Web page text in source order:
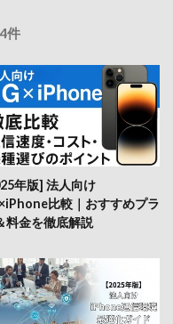
件
年版] 法人向け
比較｜おすすめプラ
料金を徹底解説